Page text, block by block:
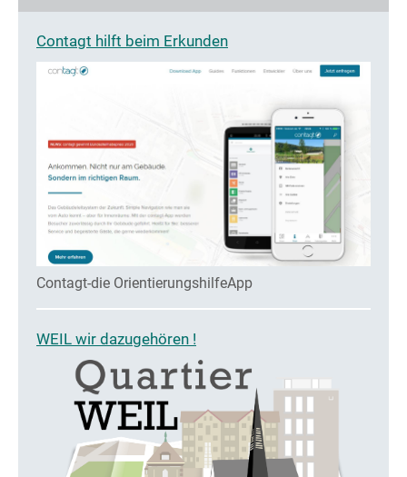
Contagt hilft beim Erkunden
Contagt-die OrientierungshilfeApp
WEIL wir dazugehören !